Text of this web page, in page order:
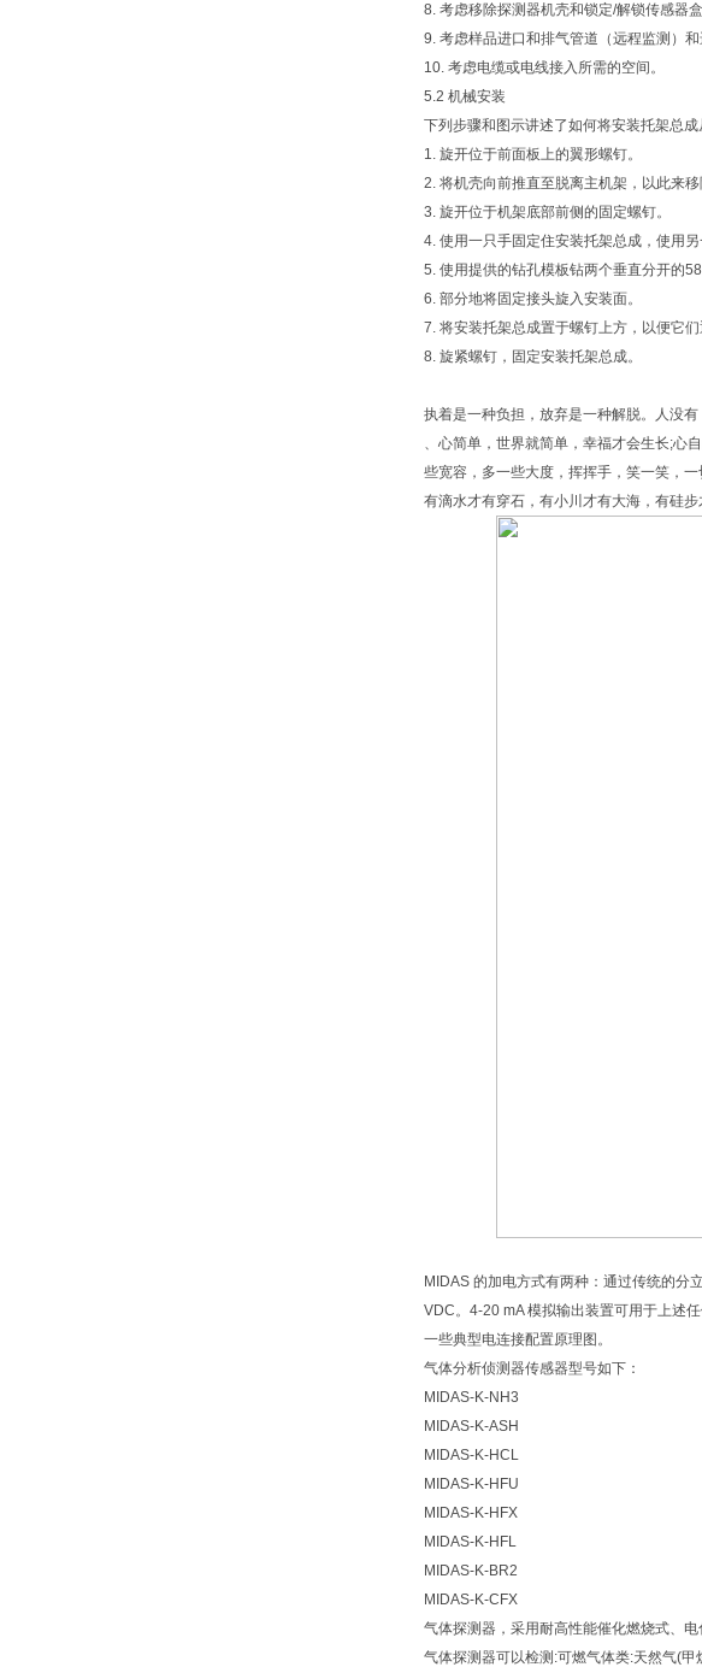
8. 考虑移除探测器机壳和锁定/解锁传感器
9. 考虑样品进口和排气管道（远程监测）
10. 考虑电缆或电线接入所需的空间。
5.2 机械安装
下列步骤和图示讲述了如何将安装托架总
1. 旋开位于前面板上的翼形螺钉。
2. 将机壳向前推直至脱离主机架，以此来移
3. 旋开位于机架底部前侧的固定螺钉。
4. 使用一只手固定住安装托架总成，使用
5. 使用提供的钻孔模板钻两个垂直分开的
6. 部分地将固定接头旋入安装面。
7. 将安装托架总成置于螺钉上方，以便它
8. 旋紧螺钉，固定安装托架总成。
执着是一种负担，放弃是一种解脱。人没
、心简单，世界就简单，幸福才会生长;心
些宽容，多一些大度，挥挥手，笑一笑，一
有滴水才有穿石，有小川才有大海，有硅
MIDAS 的加电方式有两种：通过传统的分
VDC。4-20 mA 模拟输出装置可用于上述
一些典型电连接配置原理图。
气体分析侦测器传感器型号如下：
MIDAS-K-NH3
MIDAS-K-ASH
MIDAS-K-HCL
MIDAS-K-HFU
MIDAS-K-HFX
MIDAS-K-HFL
MIDAS-K-BR2
MIDAS-K-CFX
气体探测器，采用耐高性能催化燃烧式、
气体探测器可以检测:可燃气体类:天然气(